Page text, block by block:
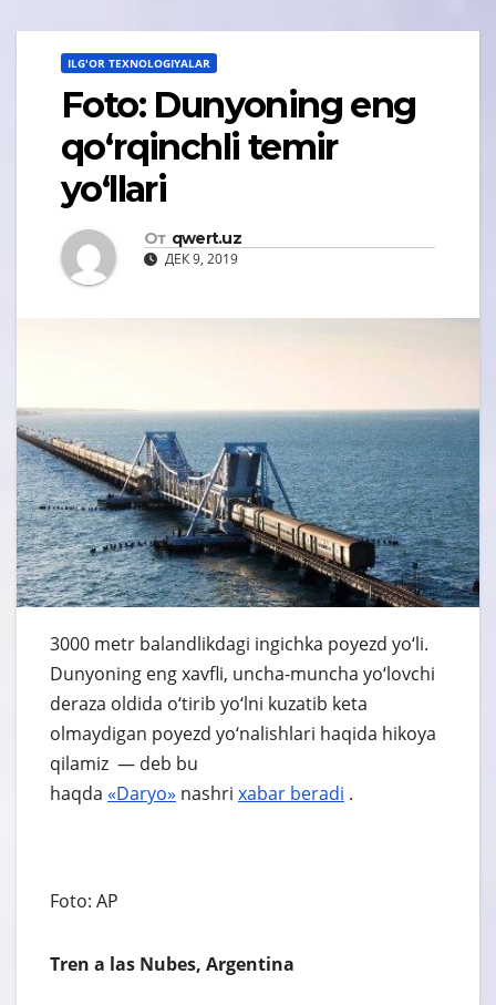
ILG'OR TEXNOLOGIYALAR
Foto: Dunyoning eng
qo‘rqinchli temir
yo‘llari
От qwert.uz
ДЕК 9, 2019
3000 metr balandlikdagi ingichka poyezd yo‘li.
Dunyoning eng xavfli, uncha-muncha yo‘lovchi
deraza oldida o‘tirib yo‘lni kuzatib keta
olmaydigan poyezd yo‘nalishlari haqida hikoya
qilamiz — deb bu
haqda «Daryo» nashri xabar beradi .
Foto: AP
Tren a las Nubes, Argentina